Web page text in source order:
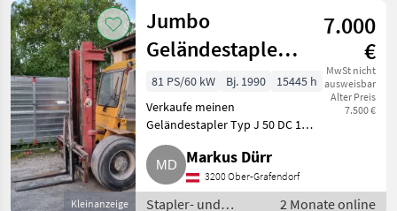
Lagertechnik /
Stapler
Kleinanzeige
Jumbo
Geländestapler
Typ J 50 DC 12 (5
t Hubkraft)
7.000
€
MwSt nicht
ausweisbar
Alter Preis
7.500 €
81 PS/60 kW Bj. 1990
15445 h
Verkaufe meinen
Geländestapler Typ J 50 DC 12
mit 5 t Hubkraft. Motor und
Getriebe funktionieren
einwandfrei, das Fahrzeug
befindet sich optisch dem Alter
Markus Dürr
3200 Ober-Grafendorf
Stapler- und
2 Monate online